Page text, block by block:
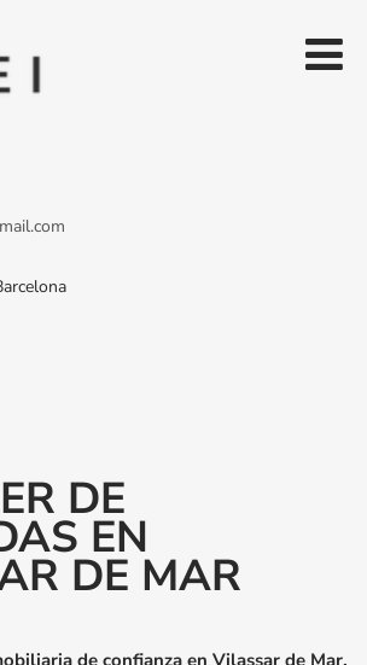
DE
EN
DE MAR
de confianza en Vilassar de Mar,